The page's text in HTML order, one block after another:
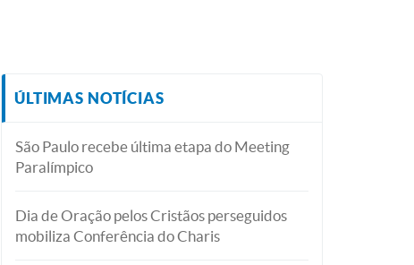
ÚLTIMAS NOTÍCIAS
São Paulo recebe última etapa do Meeting
Paralímpico
Dia de Oração pelos Cristãos perseguidos
mobiliza Conferência do Charis